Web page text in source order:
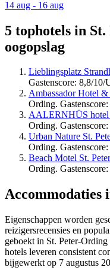
14 aug - 16 aug
5 tophotels in
oogopslag
Lieblingsplatz
Gastenscore: 8,8/10/
Ambassador Hotel &
Ording.
AALERNHÜS hotel
Ording.
Urban Nature St.
Ording.
Beach Motel St.
Ording.
Accommodaties
Eigenschappen worden
reizigersrecensies en
geboekt in St. Peter-
hotels leveren consistent
bijgewerkt op 7 augustus